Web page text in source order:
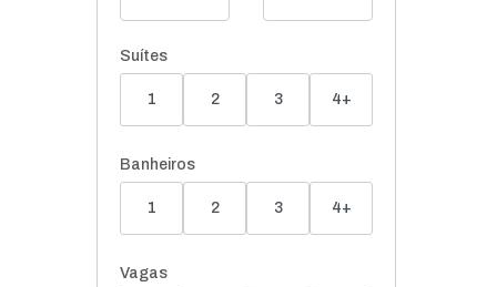
Suítes
1 2 3 4+
Banheiros
1 2 3 4+
Vagas